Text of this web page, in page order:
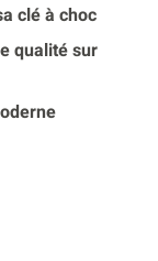
clé à choc
qualité sur